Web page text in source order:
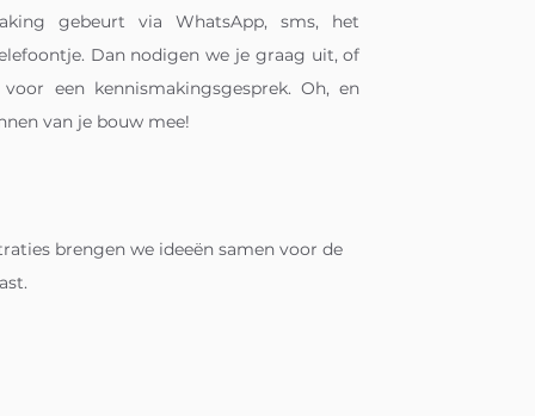
gebeurt via WhatsApp, sms, het
Dan nodigen we je graag uit, of
een kennismakingsgesprek. Oh, en
van je bouw mee!
brengen we ideeën samen voor de